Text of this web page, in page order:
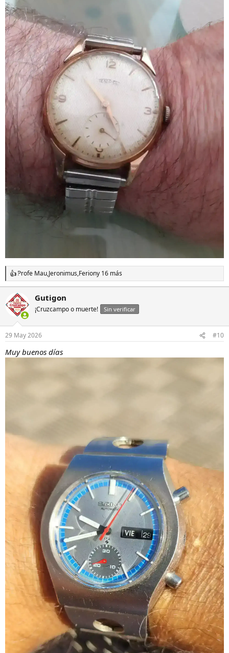
R
e
c
c
o
n
e
s
:
Profe Mau,Jeronimus,Feriony 16 más
Gutigon
¡Cruzcampo o muerte! Sin verificar
29 May 2026 #10
Muy buenos días